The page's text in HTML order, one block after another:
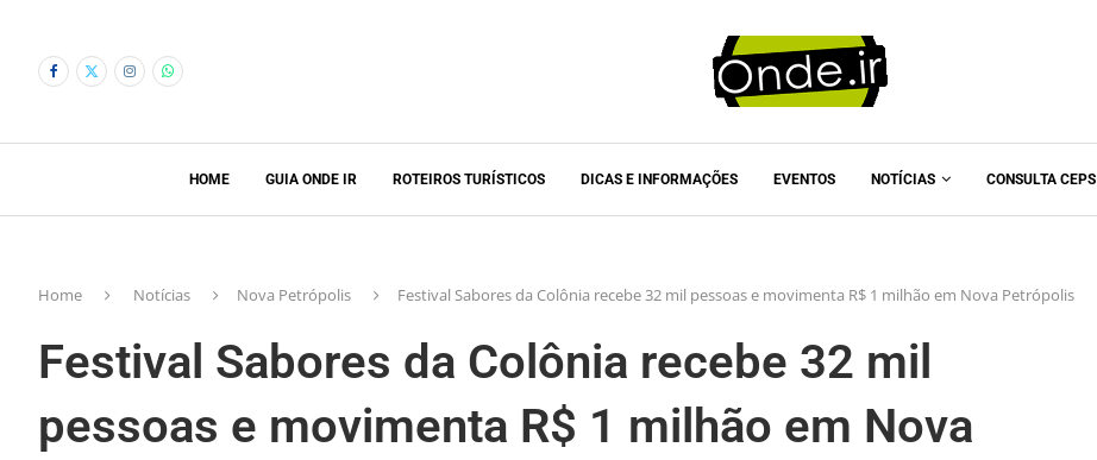
HOME GUIA ONDE IR ROTEIROS TURÍSTICOS DICAS E INFORMAÇÕES EVENTOS NOTÍCIAS CONSULTA CEPS
Home Notícias Nova Petrópolis Festival Sabores da Colônia recebe 32 mil pessoas e movimenta R$ 1 milhão em Nova Petrópolis
Festival Sabores da Colônia recebe 32 mil
pessoas e movimenta R$ 1 milhão em Nova